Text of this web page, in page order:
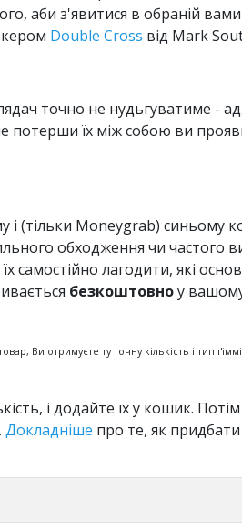
аби з'явитися в обраній вами
Double Cross від Mark
точно не нудьгуватиме -
потерши їх між собою ви
і (тільки Moneygrab) синьому
обходження чи частого
лагодити, які
безкоштовноу
Ви отримуєте ту точну кількість і тип
і додайте їх у кошик.
Докладніше про те, як